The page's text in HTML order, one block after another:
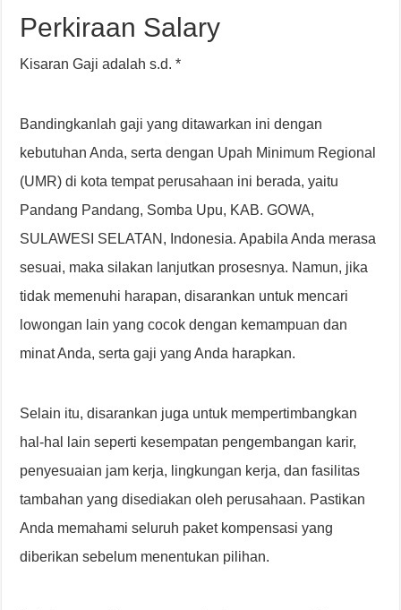
Perkiraan Salary
Kisaran Gaji adalah s.d. *
Bandingkanlah gaji yang ditawarkan ini dengan
kebutuhan Anda, serta dengan Upah Minimum Regional
(UMR) di kota tempat perusahaan ini berada, yaitu
Pandang Pandang, Somba Upu, KAB. GOWA,
SULAWESI SELATAN, Indonesia. Apabila Anda merasa
sesuai, maka silakan lanjutkan prosesnya. Namun, jika
tidak memenuhi harapan, disarankan untuk mencari
lowongan lain yang cocok dengan kemampuan dan
minat Anda, serta gaji yang Anda harapkan.
Selain itu, disarankan juga untuk mempertimbangkan
hal-hal lain seperti kesempatan pengembangan karir,
penyesuaian jam kerja, lingkungan kerja, dan fasilitas
tambahan yang disediakan oleh perusahaan. Pastikan
Anda memahami seluruh paket kompensasi yang
diberikan sebelum menentukan pilihan.